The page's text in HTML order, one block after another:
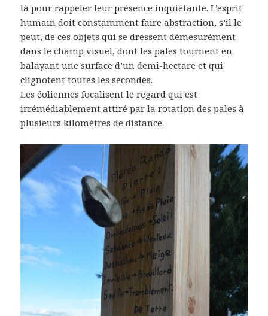
là pour rappeler leur présence inquiétante. L’esprit
humain doit constamment faire abstraction, s’il le
peut, de ces objets qui se dressent démesurément
dans le champ visuel, dont les pales tournent en
balayant une surface d’un demi-hectare et qui
clignotent toutes les secondes.
Les éoliennes focalisent le regard qui est
irrémédiablement attiré par la rotation des pales à
plusieurs kilomètres de distance.